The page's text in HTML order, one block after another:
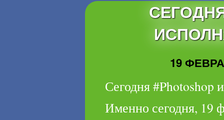
СЕГОДНЯ
19
Сегодня #Photoshop
Именно сегодня, 19